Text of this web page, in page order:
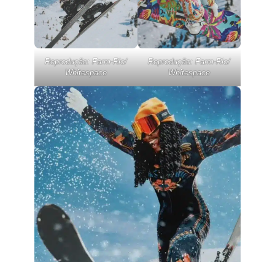
Reprodução: Farm-Rio/
Whitespace
Reprodução: Farm-Rio/
Whitespace